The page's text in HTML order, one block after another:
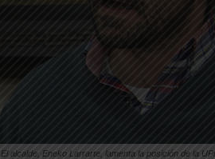
El alcalde, Eneko Larrarte, lamenta la posición de la